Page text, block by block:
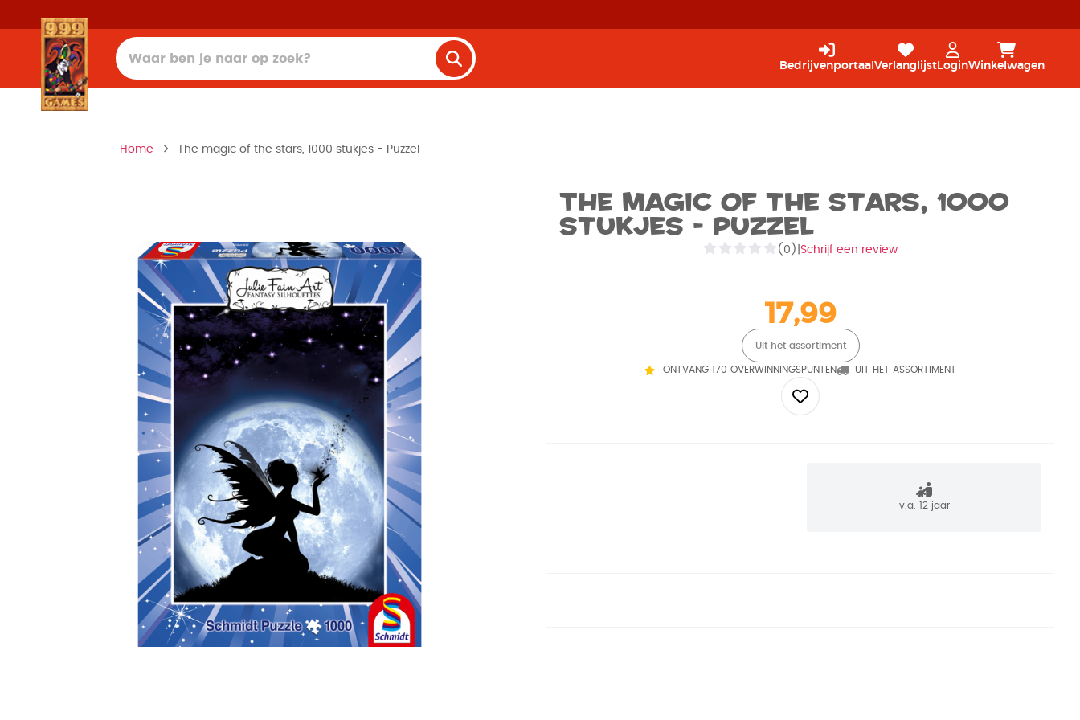
Bedrijvenportaal Verlanglijst LoginWinkelwagen
Home The magic of the stars, 1000 stukjes - Puzzel
The magic of the stars, 1000
stukjes - Puzzel
(0) Schrijf een review
17,99
Uit het assortiment
ONTVANG 170 OVERWINNINGSPUNTEN UIT HET ASSORTIMENT
v.a. 12 jaar